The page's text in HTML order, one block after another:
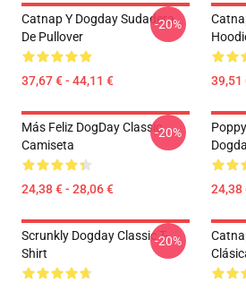
Catnap Y Dogday Sudadera
De Pullover
37,67 € - 44,11 €
-20%
39,51
Más Feliz DogDay Classic
Camiseta
24,38 € - 28,06 €
-20%
24,38
Scrunkly Dogday Classic T-
Shirt
-20%